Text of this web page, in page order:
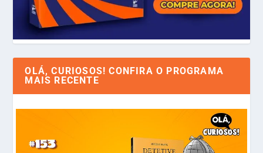
OLÁ, CURIOSOS! CONFIRA O PROGRAMA
MAIS RECENTE